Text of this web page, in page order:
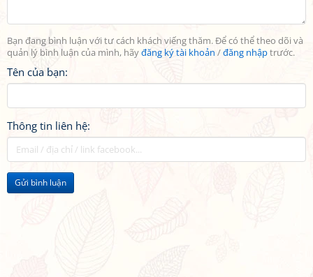
Bạn đang bình luận với tư cách khách viếng thăm. Để có thể theo dõi và
quản lý bình luận của mình, hãyđăng ký tài khoản /đăng nhậptrước.
Tên của bạn:
Thông tin liên hệ:
Gửi bình luận